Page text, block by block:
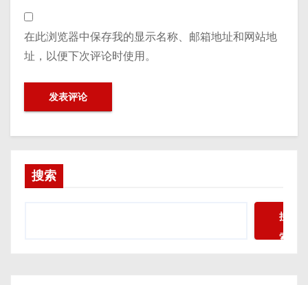
在此浏览器中保存我的显示名称、邮箱地址和网站地
址，以便下次评论时使用。
搜索
搜
索